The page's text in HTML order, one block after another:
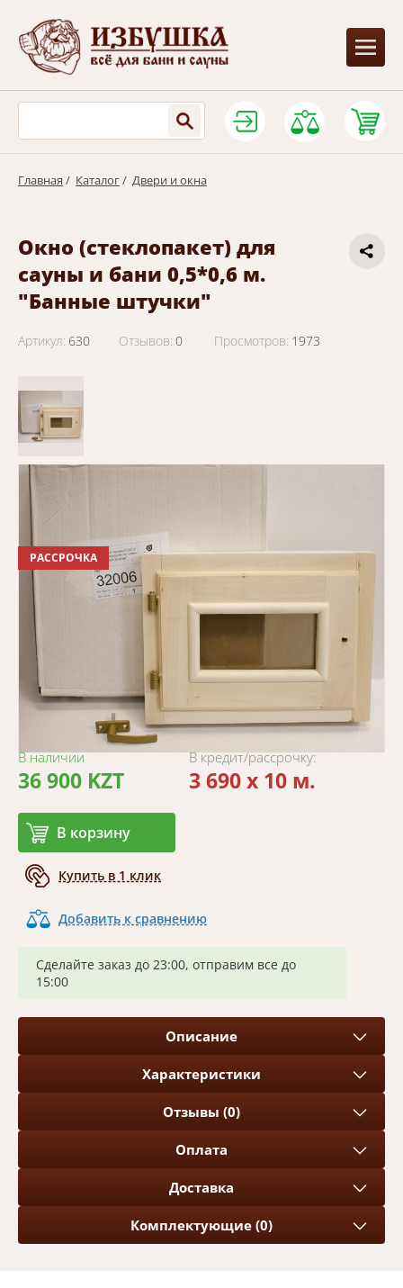
Главная / Каталог/ Двери и окна
Окно (стеклопакет) для
сауны и бани 0,5*0,6 м.
"Банные штучки"
Артикул: 630 Отзывов: 0 Просмотров: 1973
РАССРОЧКА
В наличии
36 900 KZT
В корзину
Купить в 1 клик
В кредит/рассрочку:
3 690 x 10 м.
Добавить к сравнению
Сделайте заказ до 23:00, отправим все до
15:00
Описание
Характеристики
Отзывы (0)
Оплата
Доставка
Комплектующие (0)